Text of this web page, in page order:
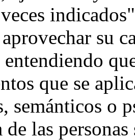
su
entendiendo
que se
semánticos o
de las